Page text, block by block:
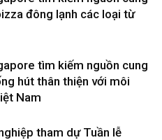
đông lạnh các loại từ
tìm kiếm nguồn cung
hút thân thiện với môi
Nam
tham dự Tuần lễ